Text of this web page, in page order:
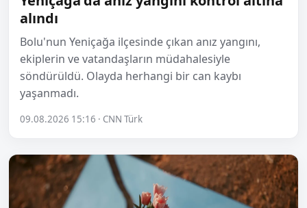
alındı
Bolu'nun Yeniçağa ilçesinde çıkan anız yangını,
ekiplerin ve vatandaşların müdahalesiyle
söndürüldü. Olayda herhangi bir can kaybı
yaşanmadı.
09.08.2026 15:16 · CNN Türk